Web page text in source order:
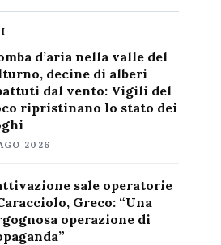
d’aria nella valle del
decine di alberi
dal vento: Vigili del
ripristinano lo stato dei
2026
sale operatorie
Greco: “Una
operazione di